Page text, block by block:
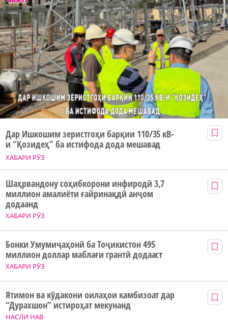
ХАБАРИ РӮЗ
Дар Ишкошим зеристгоҳи барқии 110/35 кВ-
и “Қозидеҳ” ба истифода дода мешавад
ХАБАРИ РӮЗ
Шаҳрвандону соҳибкорони инфиродӣ 3,7
миллион амалиёти ғайринақдӣ анҷом
додаанд
ХАБАРИ РӮЗ
Бонки Умумиҷаҳонӣ ба Тоҷикистон 495
миллион доллар маблағи грантӣ додааст
НАСЛИ НАВ
Ятимон ва кӯдакони оилаҳои камбизоат дар
“Дурахшон” истироҳат мекунанд